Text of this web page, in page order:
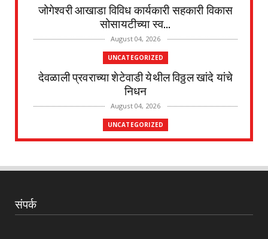
जोगेश्वरी आखाडा विविध कार्यकारी सहकारी विकास
सोसायटीच्या स्व...
August 04, 2026
UNCATEGORIZED
देवळाली प्रवराच्या शेटेवाडी येथील विठ्ठल खांदे यांचे
निधन
August 04, 2026
UNCATEGORIZED
मुकुंद चिलवंत यांनी स्वीकारला अहिल्यानगर जिल्हा
August 03, 2026
देवळाली प्रवरा येथील विधिज्ञ ॲड. प्रकाश संसारे
संपर्क